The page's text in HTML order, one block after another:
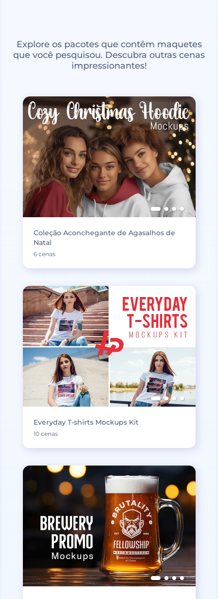
Explore os pacotes que contêm maquetes
que você pesquisou. Descubra outras cenas
impressionantes!
Coleção Aconchegante de Agasalhos de
Natal
6 cenas
Everyday T-shirts Mockups Kit
10 cenas